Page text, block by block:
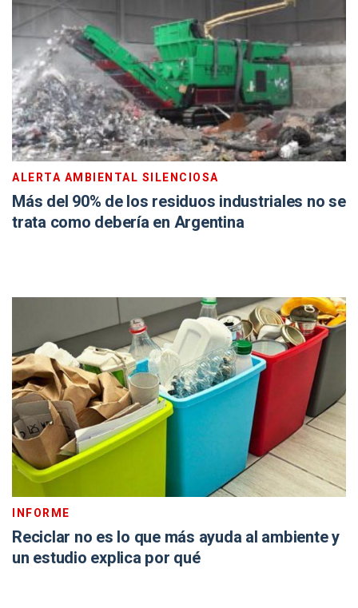
ALERTA AMBIENTAL SILENCIOSA
Más del 90% de los residuos industriales no se
trata como debería en Argentina
INFORME
Reciclar no es lo que más ayuda al ambiente y
un estudio explica por qué